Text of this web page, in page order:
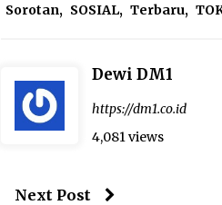
Sorotan, SOSIAL, Terbaru,
Dewi DM1
https://dm1.co.id
4,081 views
Next Post